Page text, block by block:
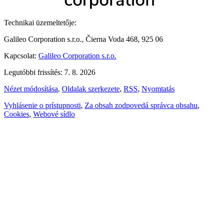
Technikai üzemeltetője:
Galileo Corporation s.r.o., Čierna Voda 468, 925 06
Kapcsolat: Galileo Corporation s.r.o.
Legutóbbi frissítés: 7. 8. 2026
Nézet módosítása, Oldalak szerkezete, RSS, Nyomtatás
Vyhlásenie o prístupnosti, Za obsah zodpovedá správca obsahu,
Cookies, Webové sídlo